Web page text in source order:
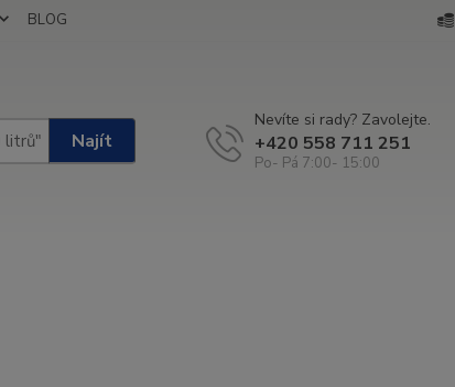
BLOG
Najít
Nevíte si rady? Zavolejte.
+420 558 711 251
Po- Pá 7:00- 15:00